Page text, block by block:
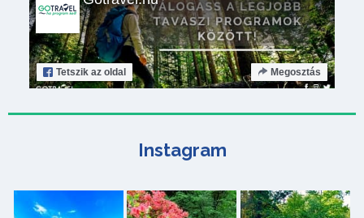
Tetszik az oldal Megosztás
Instagram